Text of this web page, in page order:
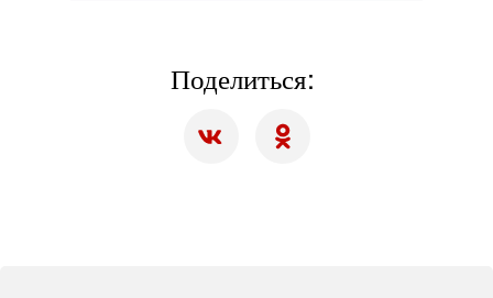
Поделиться: